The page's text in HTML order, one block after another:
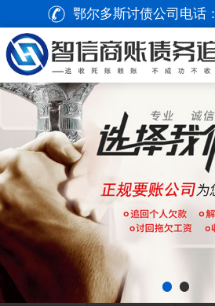
鄂尔多斯讨债公司电话：